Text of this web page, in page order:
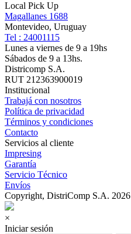
Local Pick Up
Magallanes 1688
Montevideo, Uruguay
Tel : 24001115
Lunes a viernes de 9 a 19hs
Sábados de 9 a 13hs.
Districomp S.A.
RUT 212363900019
Institucional
Trabajá con nosotros
Política de privacidad
Términos y condiciones
Contacto
Servicios al cliente
Impresing
Garantía
Servicio Técnico
Envíos
Copyright, DistriComp S.A. 2026
×
Iniciar sesión